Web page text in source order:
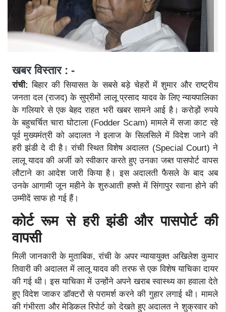
खबर विस्तार : -
रांची: बिहार की सियासत के सबसे बड़े चेहरों में शुमार और राष्ट्रीय
जनता दल (राजद) के सुप्रीमों लालू प्रसाद यादव के लिए न्यायपालिका
के गलियारे से एक बेहद राहत भरी खबर सामने आई है। करोड़ों रुपये
के बहुचर्चित चारा घोटाला (Fodder Scam) मामले में सजा काट रहे
पूर्व मुख्यमंत्री को अदालत ने इलाज के सिलसिले में विदेश जाने की
हरी झंडी दे दी है। रांची स्थित विशेष अदालत (Special Court) ने
लालू यादव की अर्जी को स्वीकार करते हुए उनका जब्त पासपोर्ट वापस
लौटाने का आदेश जारी किया है। इस अदालती फैसले के बाद अब
उनके आगामी जून महीने के शुरुआती हफ्ते में सिंगापुर रवाना होने की
उम्मीदें साफ हो गई हैं।
कोर्ट रूम से हरी झंडी और पासपोर्ट की
वापसी
मिली जानकारी के मुताबिक, रांची के अपर न्यायायुक्त अखिलेश कुमार
तिवारी की अदालत में लालू यादव की तरफ से एक विशेष याचिका दायर
की गई थी। इस याचिका में उन्होंने अपने खराब स्वास्थ्य का हवाला देते
हुए विदेश जाकर डॉक्टरों से परामर्श करने की गुहार लगाई थी। मामले
की गंभीरता और मेडिकल रिपोर्ट को देखते हुए अदालत ने शुक्रवार को